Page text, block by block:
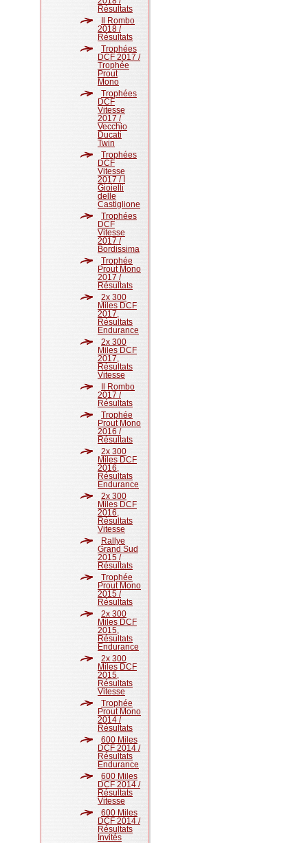
Résultats
Il Rombo
2018 /
Résultats
Trophées
DCF 2017 /
Trophée
Prout
Mono
Trophées
DCF
Vitesse
2017 /
Vecchio
Ducati
Twin
Trophées
DCF
Vitesse
2017 / I
Gioielli
delle
Castiglione
Trophées
DCF
Vitesse
2017 /
Bordissima
Trophée
Prout Mono
2017 /
Résultats
2x 300
Miles DCF
2017,
Résultats
Endurance
2x 300
Miles DCF
2017,
Résultats
Vitesse
Il Rombo
2017 /
Résultats
Trophée
Prout Mono
2016 /
Résultats
2x 300
Miles DCF
2016,
Résultats
Endurance
2x 300
Miles DCF
2016,
Résultats
Vitesse
Rallye
Grand Sud
2015 /
Résultats
Trophée
Prout Mono
2015 /
Résultats
2x 300
Miles DCF
2015,
Résultats
Endurance
2x 300
Miles DCF
2015,
Résultats
Vitesse
Trophée
Prout Mono
2014 /
Résultats
600 Miles
DCF 2014 /
Résultats
Endurance
600 Miles
DCF 2014 /
Résultats
Vitesse
600 Miles
DCF 2014 /
Résultats
Invités